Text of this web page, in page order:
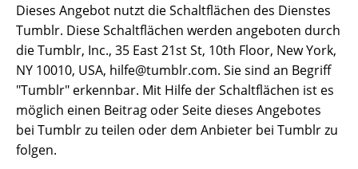
Dieses Angebot nutzt die Schaltflächen des Dienstes
Tumblr. Diese Schaltflächen werden angeboten durch
die Tumblr, Inc., 35 East 21st St, 10th Floor, New York,
NY 10010, USA, hilfe@tumblr.com. Sie sind an Begriff
"Tumblr" erkennbar. Mit Hilfe der Schaltflächen ist es
möglich einen Beitrag oder Seite dieses Angebotes
bei Tumblr zu teilen oder dem Anbieter bei Tumblr zu
folgen.